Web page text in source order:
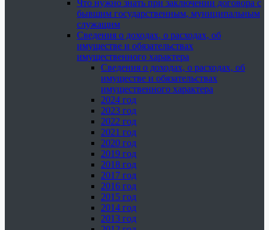
Что нужно знать при заключении договора с
бывшим государственным, муниципальным
служащим
Сведения о доходах, о расходах, об
имуществе и обязательствах
имущественного характера
Сведения о доходах, о расходах, об
имуществе и обязательствах
имущественного характера
2024 год
2023 год
2022 год
2021 год
2020 год
2019 год
2018 год
2017 год
2016 год
2015 год
2014 год
2013 год